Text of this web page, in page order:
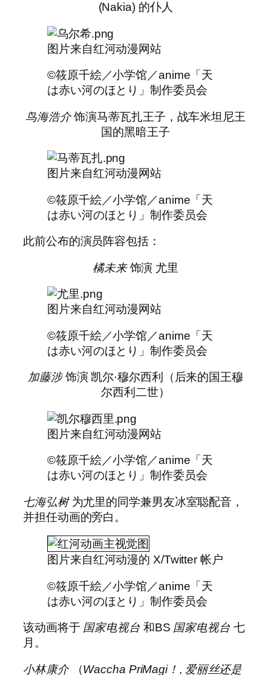
(Nakia) 的仆人
图片来自红河动漫网站
©筱原千絵／小学馆／anime「天
は赤い河のほとり」制作委员会
鸟海浩介饰演马蒂瓦扎王子，战车米坦尼王
国的黑暗王子
图片来自红河动漫网站
©筱原千絵／小学馆／anime「天
は赤い河のほとり」制作委员会
此前公布的演员阵容包括：
橘未来饰演 尤里
图片来自红河动漫网站
©筱原千絵／小学馆／anime「天
は赤い河のほとり」制作委员会
加藤涉饰演 凯尔·穆尔西利（后来的国王穆
尔西利二世）
图片来自红河动漫网站
©筱原千絵／小学馆／anime「天
は赤い河のほとり」制作委员会
七海弘树为尤里的同学兼男友冰室聪配音，
并担任动画的旁白。
图片来自红河动漫的 X/Twitter 帐户
©筱原千絵／小学馆／anime「天
は赤い河のほとり」制作委员会
该动画将于 国家电视台 和BS 国家电视台 七
月。
小林康介（Waccha PriMagi！ , 爱丽丝还是